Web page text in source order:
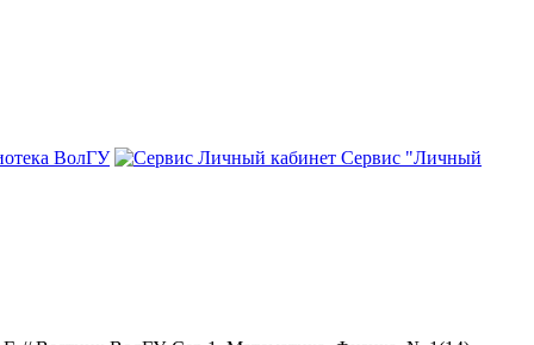
ВолГУ
Сервис "Личный